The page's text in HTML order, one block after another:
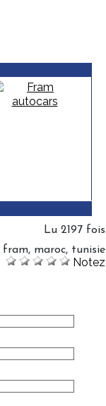
Lu 2197 fois
fram, maroc, tunisie
Notez